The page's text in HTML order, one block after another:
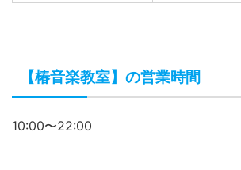
【椿音楽教室】の営業時間
10:00〜22:00